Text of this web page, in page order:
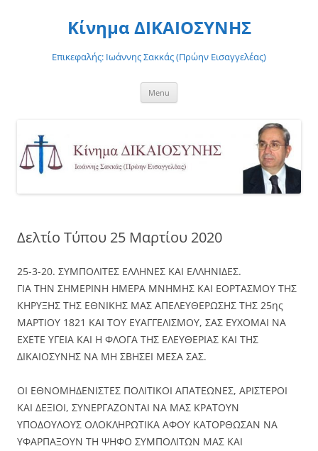
Κίνημα ΔΙΚΑΙΟΣΥΝΗΣ
Επικεφαλής: Ιωάννης Σακκάς (Πρώην Εισαγγελέας)
Menu
Δελτίο Τύπου 25 Μαρτίου 2020
25-3-20. ΣΥΜΠΟΛΙΤΕΣ ΕΛΛΗΝΕΣ ΚΑΙ ΕΛΛΗΝΙΔΕΣ.
ΓΙΑ ΤΗΝ ΣΗΜΕΡΙΝΗ ΗΜΕΡΑ ΜΝΗΜΗΣ ΚΑΙ ΕΟΡΤΑΣΜΟΥ ΤΗΣ
ΚΗΡΥΞΗΣ ΤΗΣ ΕΘΝΙΚΗΣ ΜΑΣ ΑΠΕΛΕΥΘΕΡΩΣΗΣ ΤΗΣ 25ης
ΜΑΡΤΙΟΥ 1821 ΚΑΙ ΤΟΥ ΕΥΑΓΓΕΛΙΣΜΟΥ, ΣΑΣ ΕΥΧΟΜΑΙ ΝΑ
ΕΧΕΤΕ ΥΓΕΙΑ ΚΑΙ Η ΦΛΟΓΑ ΤΗΣ ΕΛΕΥΘΕΡΙΑΣ ΚΑΙ ΤΗΣ
ΔΙΚΑΙΟΣΥΝΗΣ ΝΑ ΜΗ ΣΒΗΣΕΙ ΜΕΣΑ ΣΑΣ.
ΟΙ ΕΘΝΟΜΗΔΕΝΙΣΤΕΣ ΠΟΛΙΤΙΚΟΙ ΑΠΑΤΕΩΝΕΣ, ΑΡΙΣΤΕΡΟΙ
ΚΑΙ ΔΕΞΙΟΙ, ΣΥΝΕΡΓΑΖΟΝΤΑΙ ΝΑ ΜΑΣ ΚΡΑΤΟΥΝ
ΥΠΟΔΟΥΛΟΥΣ ΟΛΟΚΛΗΡΩΤΙΚΑ ΑΦΟΥ ΚΑΤΟΡΘΩΣΑΝ ΝΑ
ΥΦΑΡΠΑΞΟΥΝ ΤΗ ΨΗΦΟ ΣΥΜΠΟΛΙΤΩΝ ΜΑΣ ΚΑΙ